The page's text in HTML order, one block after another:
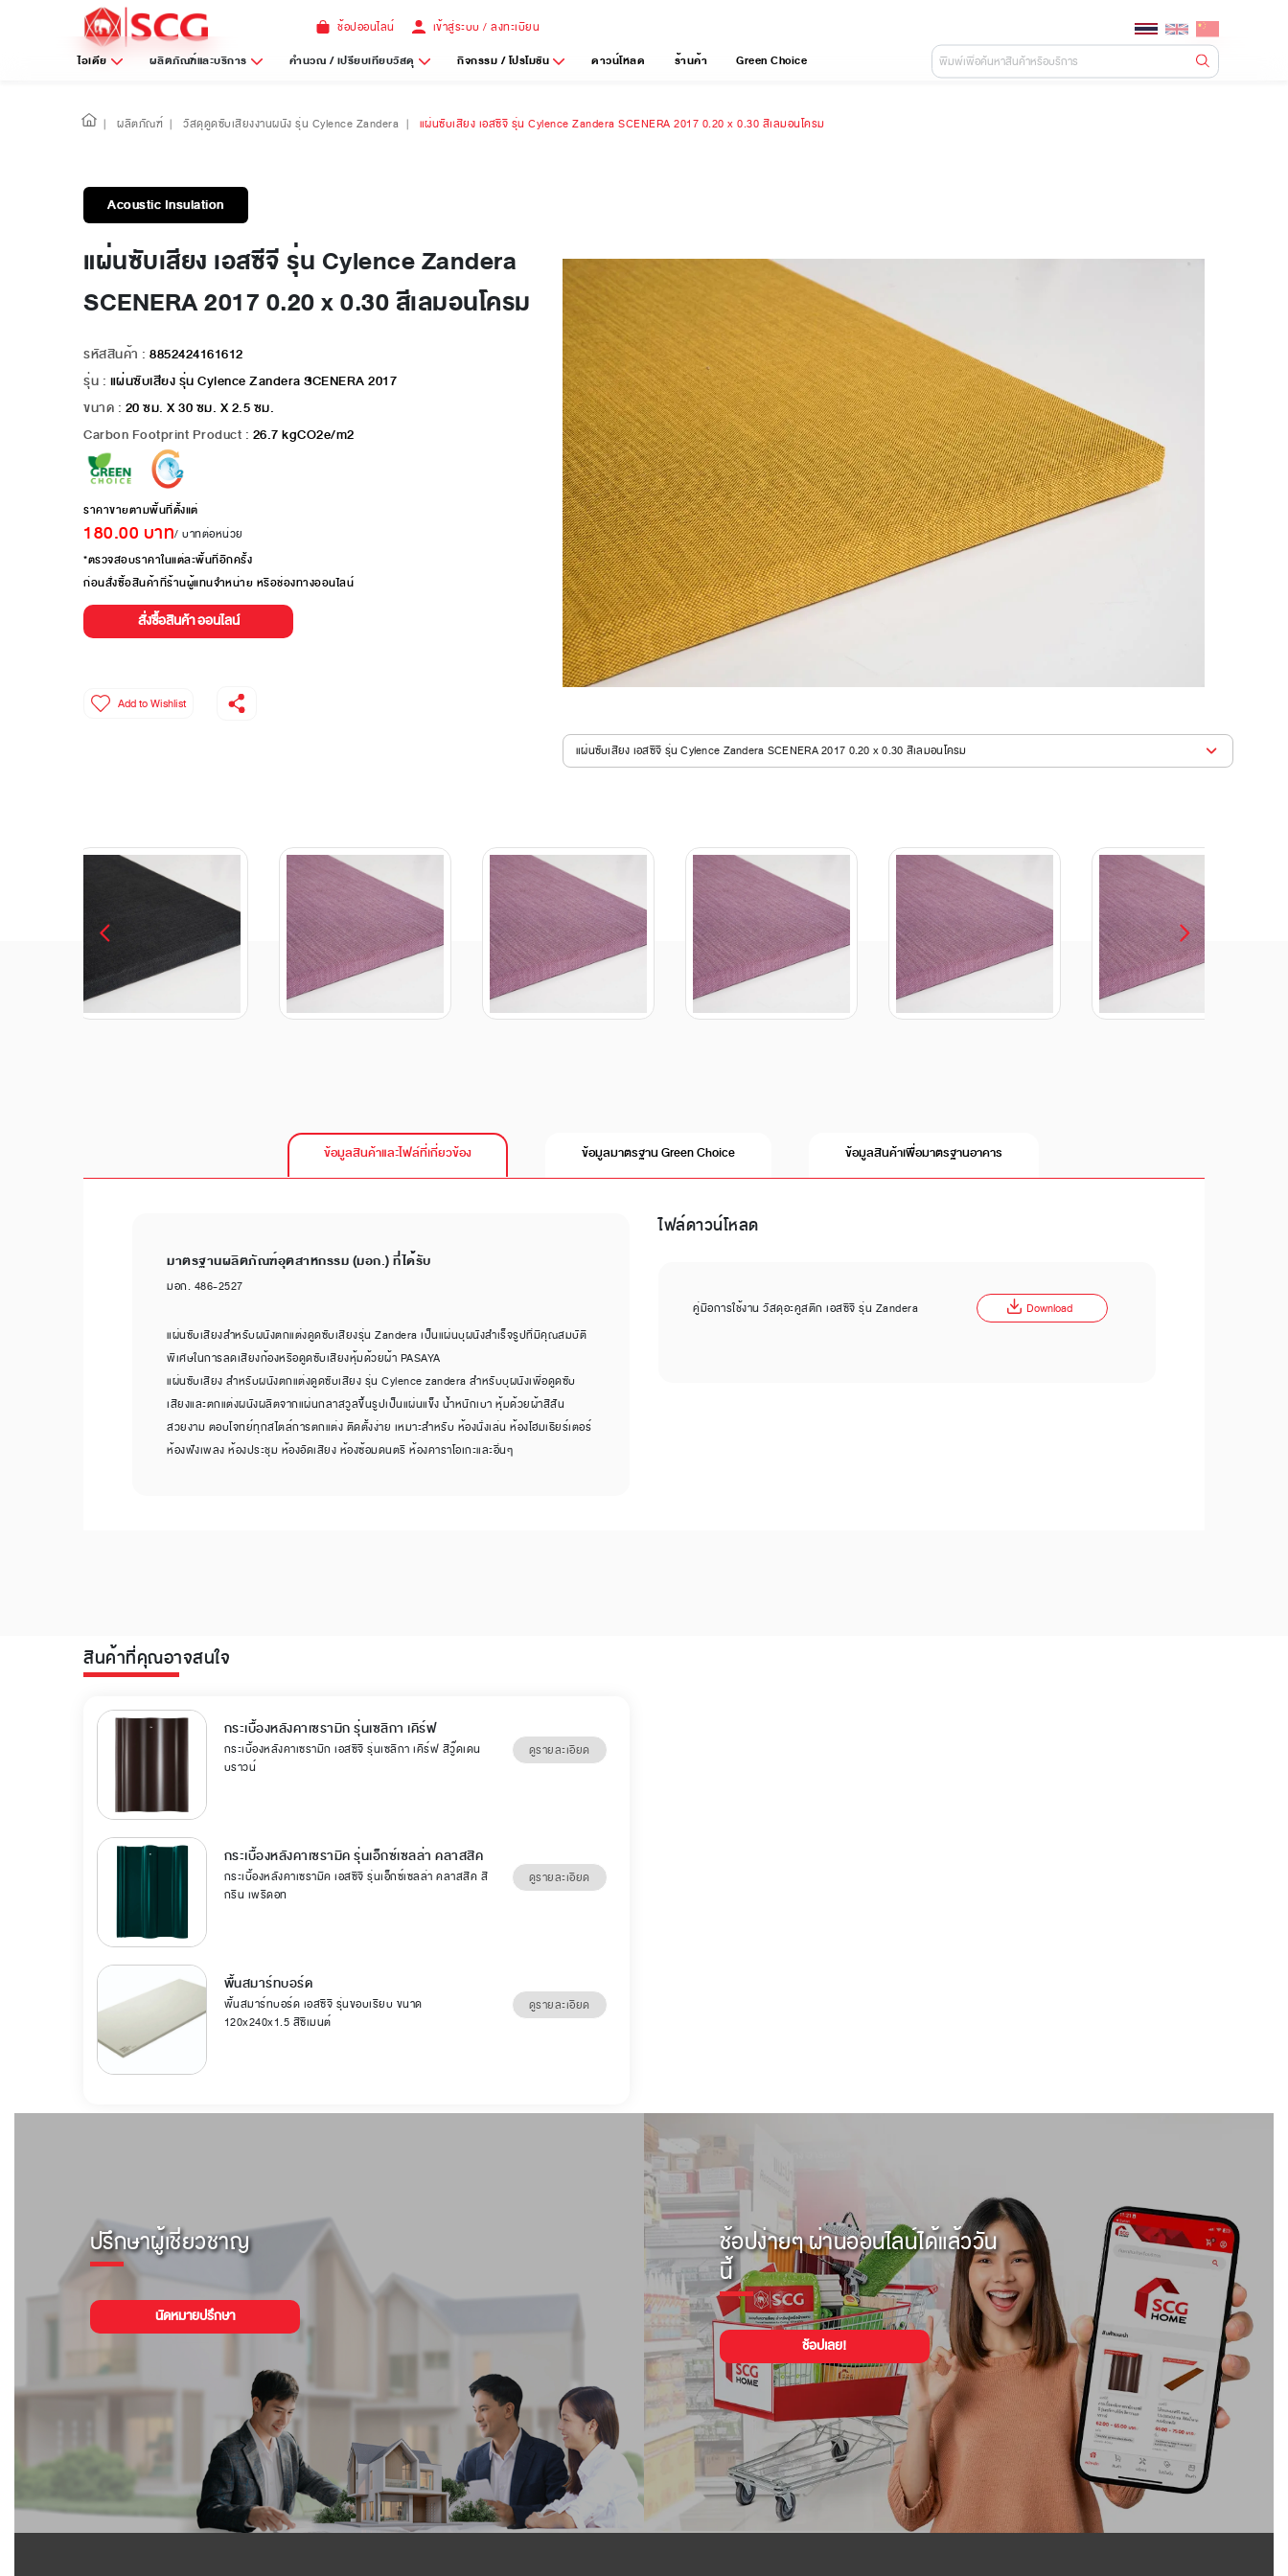
ช้อปออนไลน์ เข้าสู่ระบบ / ลงทะเบียน
ไอเดีย ผลิตภัณฑ์และบริการ คำนวณ / เปรียบเทียบวัสดุ กิจกรรม / โปรโมชัน ดาวน์โหลด ร้านค้า Green Choice
| ผลิตภัณฑ์ | วัสดุดูดซับเสียงงานผนัง รุ่น Cylence Zandera | แผ่นซับเสียง เอสซีจี รุ่น Cylence Zandera SCENERA 2017 0.20 x 0.30 สีเลมอนโครม
Acoustic Insulation
แผ่นซับเสียง เอสซีจี รุ่น Cylence Zandera
SCENERA 2017 0.20 x 0.30 สีเลมอนโครม
รหัสสินค้า : 8852424161612
รุ่น : แผ่นซับเสียง รุ่น Cylence Zandera SCENERA 2017
ขนาด : 20 ซม. X 30 ซม. X 2.5 ซม.
Carbon Footprint Product : 26.7kgCO2e/m2
ราคาขายตามพื้นที่ตั้งแต่
180.00 บาท/ บาทต่อหน่วย
*ตรวจสอบราคาในแต่ละพื้นที่อีกครั้ง
ก่อนสั่งซื้อสินค้าที่ร้านผู้แทนจำหน่าย หรือช่องทางออนไลน์
สั่งซื้อสินค้า ออนไลน์
Add to Wishlist
แผ่นซับเสียง เอสซีจี รุ่น Cylence Zandera SCENERA 2017 0.20 x 0.30 สีเลมอนโครม
ข้อมูลสินค้าและไฟล์ที่เกี่ยวข้อง ข้อมูลมาตรฐาน Green Choice ข้อมูลสินค้าเพื่อมาตรฐานอาคาร
มาตรฐานผลิตภัณฑ์อุตสาหกรรม (มอก.) ที่ได้รับ
มอก. 486-2527
แผ่นซับเสียงสำหรับผนังตกแต่งดูดซับเสียงรุ่น Zandera เป็นแผ่นบุผนังสำเร็จรูปที่มีคุณสมบัติ
พิเศษในการลดเสียงก้องหรือดูดซับเสียงหุ้มด้วยผ้า PASAYA
แผ่นซับเสียง สำหรับผนังตกแต่งดูดซับเสียง รุ่น Cylence zandera สำหรับบุผนังเพื่อดูดซับ
เสียงและตกแต่งผนังผลิตจากแผ่นกลาสวูลขึ้นรูปเป็นแผ่นแข็ง น้ำหนักเบา หุ้มด้วยผ้าสีสัน
สวยงาม ตอบโจทย์ทุกสไตล์การตกแต่ง ติดตั้งง่าย เหมาะสำหรับ ห้องนั่งเล่น ห้องโฮมเธียร์เตอร์
ห้องฟังเพลง ห้องประชุม ห้องอัดเสียง ห้องซ้อมดนตรี ห้องคาราโอเกะและอื่นๆ
ไฟล์ดาวน์โหลด
คู่มือการใช้งาน วัสดุอะคูสติก เอสซีจี รุ่น Zandera Download
สินค้าที่คุณอาจสนใจ
กระเบื้องหลังคาเซรามิก รุ่นเซลิกา เคิร์ฟ
กระเบื้องหลังคาเซรามิก เอสซีจี รุ่นเซลิกา เคิร์ฟ สีวู๊ดเดน
บราวน์
ดูรายละเอียด
กระเบื้องหลังคาเซรามิค รุ่นเอ็กซ์เซลล่า คลาสสิค
กระเบื้องหลังคาเซรามิค เอสซีจี รุ่นเอ็กซ์เซลล่า คลาสสิค สี
กรีน เพริดอท
ดูรายละเอียด
พื้นสมาร์ทบอร์ด
พื้นสมาร์ทบอร์ด เอสซีจี รุ่นขอบเรียบ ขนาด
120x240x1.5 สีซีเมนต์
ดูรายละเอียด
ปรึกษาผู้เชี่ยวชาญ
นัดหมายปรึกษา
ช้อปง่ายๆ ผ่านออนไลน์ได้แล้ววัน
นี้
ช้อปเลย!